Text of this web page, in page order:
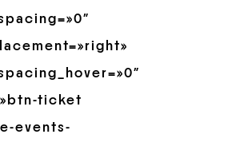
ticket
events-